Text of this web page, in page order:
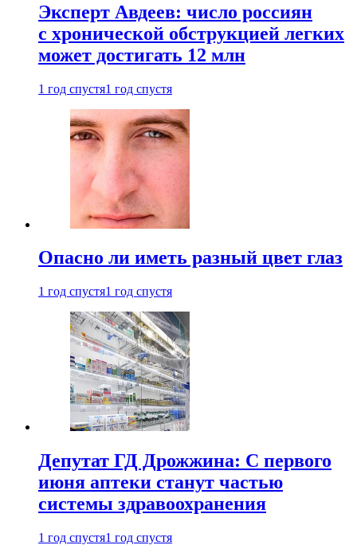
Эксперт Авдеев: число россиян
с хронической обструкцией легких
может достигать 12 млн
1 год спустя1 год спустя
Опасно ли иметь разный цвет глаз
1 год спустя1 год спустя
Депутат ГД Дрожжина: С первого
июня аптеки станут частью
системы здравоохранения
1 год спустя1 год спустя